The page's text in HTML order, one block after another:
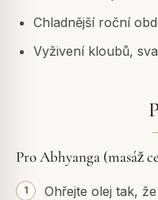
Chladnější roční
Vyživení kloubů,
Pro Abhyanga (masáž
Ohřejte olej tak,